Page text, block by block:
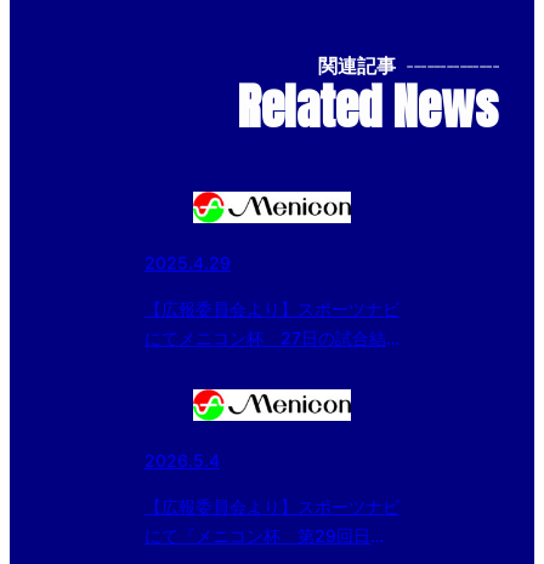
関連記事 --------------
Related News
2025.4.29
【広報委員会より】スポーツナビ
にてメニコン杯 27日の試合結
2026.5.4
【広報委員会より】スポーツナビ
にて『メニコン杯 第29回日本